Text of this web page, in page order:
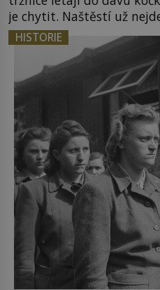
je chytit. Naštěstí už
jenom o plyšové
Tato veselá podívaná
nejpodivnějších a
HISTORIE